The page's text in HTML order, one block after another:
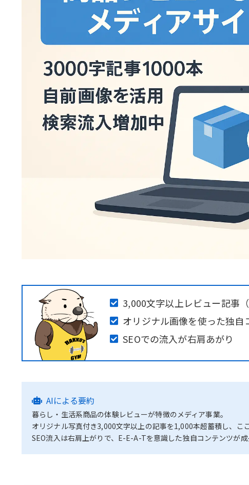
3,000文字以上レビュー記事
オリジナル画像を使った独自
SEOでの流入が右肩あがり
AIによる要約
暮らし・生活系商品の体験レビューが特徴のメディア事業。
オリジナル写真付き3,000文字以上の記事を1,000本超蓄積し、こ
SEO流入は右肩上がりで、E-E-A-Tを意識した独自コンテンツが成